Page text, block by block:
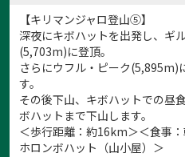
【キリマンジャロ登山⑤】
深夜にキボハットを出発し、ギ
(5,703m)に登頂。
さらにウフル・ピーク(5,895m)
す。
その後下山、キボハットでの昼
ボハットまで下山します。
＜歩行距離：約16km＞＜食事：
ホロンボハット（山小屋）＞